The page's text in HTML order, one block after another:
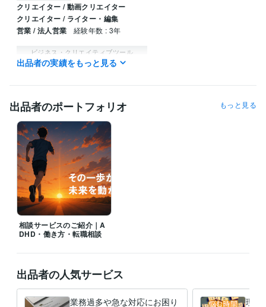
クリエイター / 動画クリエイター
クリエイター / ライター・編集
営業 / 法人営業
経験年数 : 3年
ビジネス・クリエイティブツール
Excel:5年Google サイト:10年 PowerPoint:5年
悩み相談・カウンセリング
特性理解と悩み整理　転職判断の整理支
援
キャリア相談／特性相
出品者の実績をもっと見る
出品者のポートフォリオ もっと見る
相談サービスのご紹介｜A
DHD・働き方・転職相談
出品者の人気サービス
業務過多や急な対応にお困り
理想